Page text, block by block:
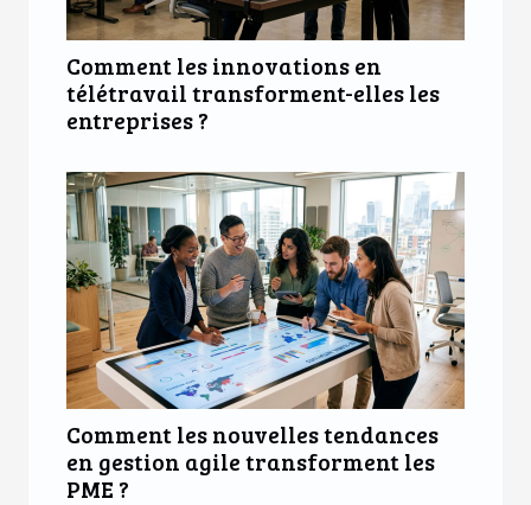
Comment les innovations en
télétravail transforment-elles les
entreprises ?
Comment les nouvelles tendances
en gestion agile transforment les
PME ?